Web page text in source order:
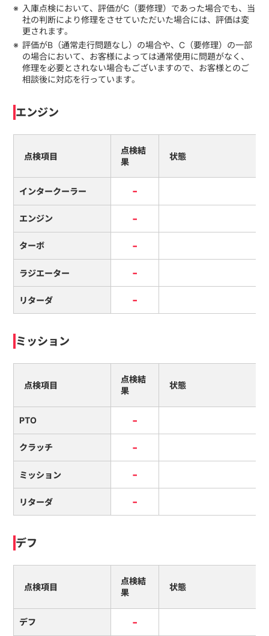
入庫点検において、評価がC（要修理）であった場合でも、当
社の判断により修理をさせていただいた場合には、評価は変
更されます。
評価がB（通常走行問題なし）の場合や、C（要修理）の一部
の場合において、お客様によっては通常使用に問題がなく、
修理を必要とされない場合もございますので、お客様とのご
相談後に対応を行っています。
エンジン
点検項目
点検結
果
状態
インタークーラー -
エンジン -
ターボ -
ラジエーター -
リターダ -
ミッション
点検項目
点検結
果
状態
PTO -
クラッチ -
ミッション -
リターダ -
デフ
点検項目
点検結
果
状態
デフ -